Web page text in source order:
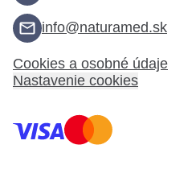
info@naturamed.sk
Cookies a osobné údaje
Nastavenie cookies